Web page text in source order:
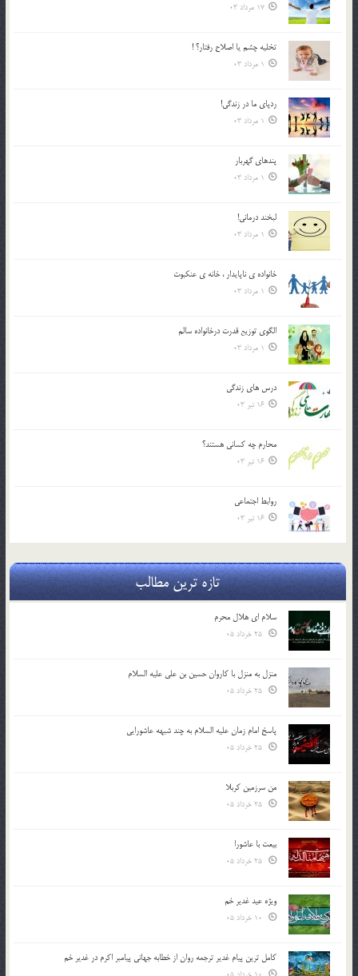
17 مرداد 03
تخليه چشم يا اصلاح رفتار؟ !
1 مرداد 03
ردپاى ما در زندگى!
1 مرداد 03
پندهاي گهربار
1 مرداد 03
لبخند درمانى!
1 مرداد 03
خانواده ي ناپايدار ، خانه ي عنکبوت
1 مرداد 03
الگوي توزيع قدرت درخانواده سالم
1 مرداد 03
درس هاي زندگي
16 تیر 03
محارم چه کساني هستند؟
16 تیر 03
روابط اجتماعي
16 تیر 03
تازه ترین مطالب
سلام ای هلال محرم
منزل به منزل با کاروان حسین بن علی علیه السلام
پاسخ امام زمان علیه السلام به چند شبهه عاشورایی
من سرزمین کربلا
بیعت با عاشورا
ویژه عید غدیر خم
کامل ترین پیام غدیر ترجمه روان از خطابه جهانی پیامبر اکرم در غدیر خم